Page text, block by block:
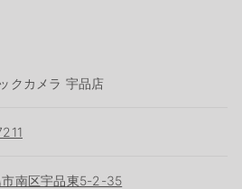
クカメラ 宇品店
市南区宇品東5-2-35